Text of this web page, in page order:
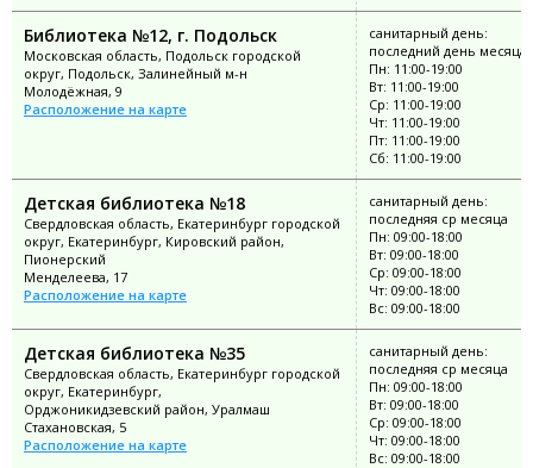
Библиотека №12, г. Подольск
Московская область, Подольск городской
округ, Подольск, Залинейный м-н
Молодёжная, 9
Расположение на карте
санитарный день:
последний день месяца
Пн: 11:00-19:00
Вт: 11:00-19:00
Ср: 11:00-19:00
Чт: 11:00-19:00
Пт: 11:00-19:00
Сб: 11:00-19:00
Детская библиотека №18
Свердловская область, Екатеринбург городской
округ, Екатеринбург, Кировский район,
Пионерский
Менделеева, 17
Расположение на карте
санитарный день:
последняя ср месяца
Пн: 09:00-18:00
Вт: 09:00-18:00
Ср: 09:00-18:00
Чт: 09:00-18:00
Вс: 09:00-18:00
Детская библиотека №35
Свердловская область, Екатеринбург городской
округ, Екатеринбург,
Орджоникидзевский район, Уралмаш
Стахановская, 5
Расположение на карте
санитарный день:
последняя ср месяца
Пн: 09:00-18:00
Вт: 09:00-18:00
Ср: 09:00-18:00
Чт: 09:00-18:00
Вс: 09:00-18:00